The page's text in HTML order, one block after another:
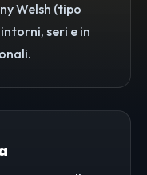
Welsh (tipo
seri e in